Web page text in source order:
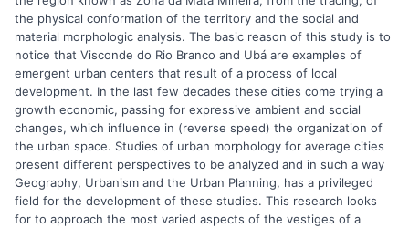
the physical conformation of the territory and the social and
material morphologic analysis. The basic reason of this study is to
notice that Visconde do Rio Branco and Ubá are examples of
emergent urban centers that result of a process of local
development. In the last few decades these cities come trying a
growth economic, passing for expressive ambient and social
changes, which influence in (reverse speed) the organization of
the urban space. Studies of urban morphology for average cities
present different perspectives to be analyzed and in such a way
Geography, Urbanism and the Urban Planning, has a privileged
field for the development of these studies. This research looks
for to approach the most varied aspects of the vestiges of a